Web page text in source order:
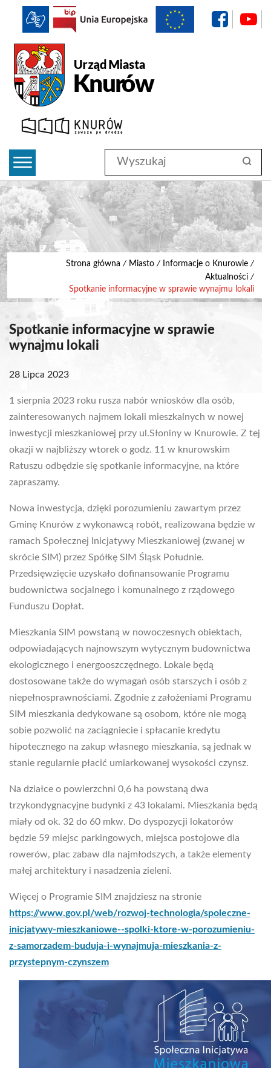
BIP
Wyszukaj
w
serwisie
szukaj
#search-submit
Strona główna / Miasto / Informacje o Knurowie /
Aktualności /
Spotkanie informacyjne w sprawie wynajmu lokali
Spotkanie informacyjne w sprawie
wynajmu lokali
28 Lipca 2023
1 sierpnia 2023 roku rusza nabór wniosków dla osób,
zainteresowanych najmem lokali mieszkalnych w nowej
inwestycji mieszkaniowej przy ul.Słoniny w Knurowie. Z tej
okazji w najbliższy wtorek o godz. 11 w knurowskim
Ratuszu odbędzie się spotkanie informacyjne, na które
zapraszamy.
Nowa inwestycja, dzięki porozumieniu zawartym przez
Gminę Knurów z wykonawcą robót, realizowana będzie w
ramach Społecznej Inicjatywy Mieszkaniowej (zwanej w
skrócie SIM) przez Spółkę SIM Śląsk Południe.
Przedsięwzięcie uzyskało dofinansowanie Programu
budownictwa socjalnego i komunalnego z rządowego
Funduszu Dopłat.
Mieszkania SIM powstaną w nowoczesnych obiektach,
odpowiadających najnowszym wytycznym budownictwa
ekologicznego i energooszczędnego. Lokale będą
dostosowane także do wymagań osób starszych i osób z
niepełnosprawnościami. Zgodnie z założeniami Programu
SIM mieszkania dedykowane są osobom, które nie mogą
sobie pozwolić na zaciągniecie i spłacanie kredytu
hipotecznego na zakup własnego mieszkania, są jednak w
stanie regularnie płacić umiarkowanej wysokości czynsz.
Na działce o powierzchni 0,6 ha powstaną dwa
trzykondygnacyjne budynki z 43 lokalami. Mieszkania będą
miały od ok. 32 do 60 mkw. Do dyspozycji lokatorów
będzie 59 miejsc parkingowych, miejsca postojowe dla
rowerów, plac zabaw dla najmłodszych, a także elementy
małej architektury i nasadzenia zieleni.
Więcej o Programie SIM znajdziesz na stronie
https://www.gov.pl/web/rozwoj-technologia/spoleczne-
inicjatywy-mieszkaniowe--spolki-ktore-w-porozumieniu-
z-samorzadem-buduja-i-wynajmuja-mieszkania-z-
przystepnym-czynszem